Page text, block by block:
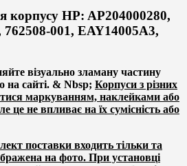
корпусу HP: AP204000280,
001, EAY14005A3,
візуально зламану частину
на сайті. & Nbsp; Корпуси з різних
маркуванням, наклейками або
це не впливає на їх сумісність або
поставки входить тільки та
на фото. При установці